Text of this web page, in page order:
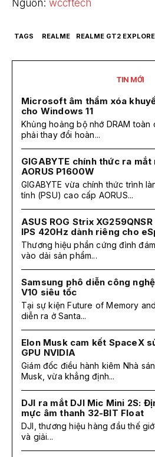
Nguồn: wccftech
TAGS REALME REALME GT2
TIN MỚI
Microsoft âm thầm xóa
cho Windows 11
Khủng hoảng bộ nhớ DRAM
phải thay đổi hoàn...
GIGABYTE chính thức ra
AORUS P1600W
GIGABYTE vừa chính thức trình
tính (PSU) cao cấp AORUS...
ASUS ROG Strix
IPS 420Hz dành riêng cho
Thương hiệu phần cứng đình
vào dải sản phẩm...
Samsung phô diễn công
V10 siêu tốc
Tại sự kiện Future of Memory
diễn ra ở Santa...
Elon Musk cam kết SpaceX
GPU NVIDIA
Giám đốc điều hành kiêm Nhà
Musk, vừa khẳng định...
DJI ra mắt DJI Mic Mini 2S:
mực âm thanh 32-BIT Float
DJI, thương hiệu hàng đầu thế
và giải...